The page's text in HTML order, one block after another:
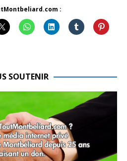
:
SOUTENIR